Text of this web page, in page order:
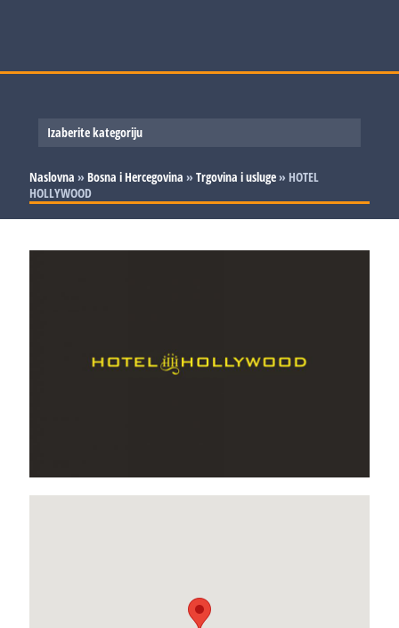
Izaberite kategoriju
Proizvodnja
Srbija
Naslovna » Bosna i Hercegovina » Trgovina i usluge» HOTEL
HOLLYWOOD